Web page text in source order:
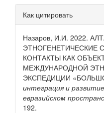
Детали
статьи
Как цитировать
Назаров, И.И. 2022.
ЭТНОГЕНЕТИЧЕСКИЕ
КОНТАКТЫ КАК
МЕЖДУНАРОДНОЙ
ЭКСПЕДИЦИИ
интеграция и
евразийском
192.